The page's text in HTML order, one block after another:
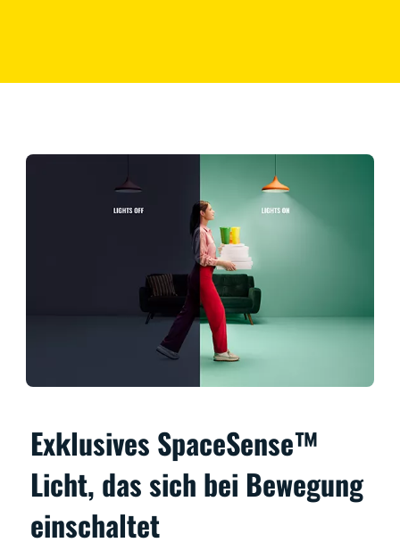
Exklusives SpaceSense™
Licht, das sich bei Bewegung
einschaltet